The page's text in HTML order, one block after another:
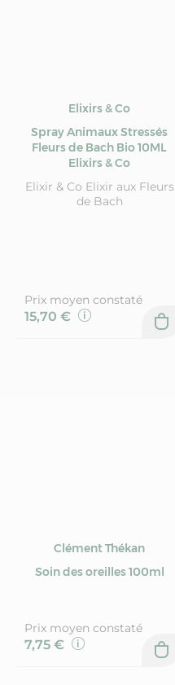
Elixirs & Co
Spray Animaux Stressés
Fleurs de Bach Bio 10ML
Elixirs & Co
Elixir & Co Elixir aux Fleurs
de Bach
Prix moyen constaté
15,70 €
Clément Thékan
Soin des oreilles 100ml
Prix moyen constaté
7,75 €